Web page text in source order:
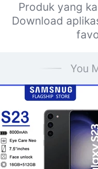
Produk yang
Download